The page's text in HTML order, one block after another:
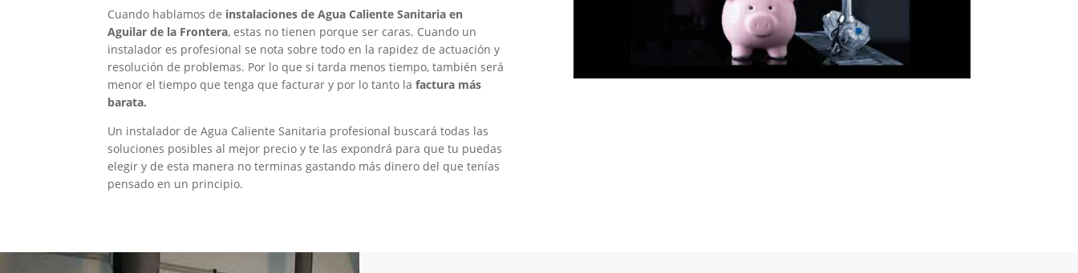
Cuando hablamos de instalaciones de Agua Caliente Sanitaria en
Aguilar de la Frontera, estas no tienen porque ser caras. Cuando un
instalador es profesional se nota sobre todo en la rapidez de actuación y
resolución de problemas. Por lo que si tarda menos tiempo, también será
menor el tiempo que tenga que facturar y por lo tanto lafactura más
barata.
Un instalador de Agua Caliente Sanitaria profesional buscará todas las
soluciones posibles al mejor precio y te las expondrá para que tu puedas
elegir y de esta manera no terminas gastando más dinero del que tenías
pensado en un principio.